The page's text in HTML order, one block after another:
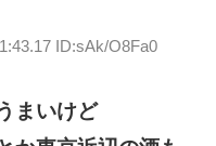
ID:sAk/O8Fa0
まいけど